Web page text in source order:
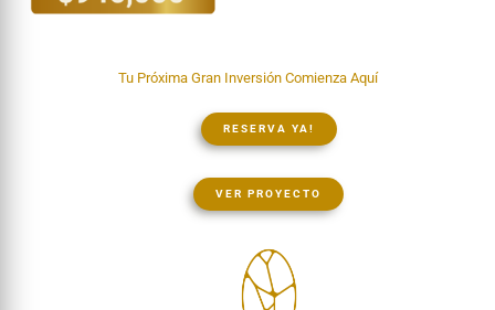
Tu Próxima Gran Inversión Comienza Aquí
RESERVA YA!
VER PROYECTO